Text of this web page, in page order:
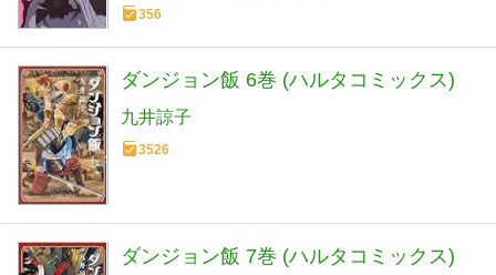
356
ダンジョン飯 6巻 (ハルタコミックス)
九井諒子
3526
ダンジョン飯 7巻 (ハルタコミックス)